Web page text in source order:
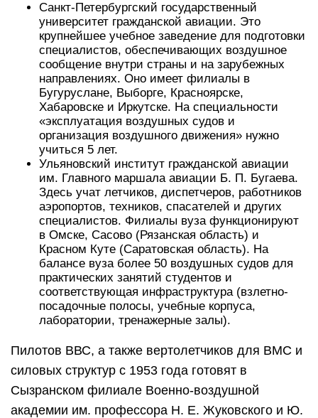
Санкт-Петербургский государственный
университет гражданской авиации. Это
крупнейшее учебное заведение для подготовки
специалистов, обеспечивающих воздушное
сообщение внутри страны и на зарубежных
направлениях. Оно имеет филиалы в
Бугуруслане, Выборге, Красноярске,
Хабаровске и Иркутске. На специальности
«эксплуатация воздушных судов и
организация воздушного движения» нужно
учиться 5 лет.
Ульяновский институт гражданской авиации
им. Главного маршала авиации Б. П. Бугаева.
Здесь учат летчиков, диспетчеров, работников
аэропортов, техников, спасателей и других
специалистов. Филиалы вуза функционируют
в Омске, Сасово (Рязанская область) и
Красном Куте (Саратовская область). На
балансе вуза более 50 воздушных судов для
практических занятий студентов и
соответствующая инфраструктура (взлетно-
посадочные полосы, учебные корпуса,
лаборатории, тренажерные залы).
Пилотов ВВС, а также вертолетчиков для ВМС и
силовых структур с 1953 года готовят в
Сызранском филиале Военно-воздушной
академии им. профессора Н. Е. Жуковского и Ю.